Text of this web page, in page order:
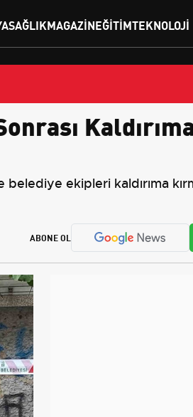
SAĞLIKMAGAZINEĞITIMTEKNOLOJI
ekipleri kaldırıma
ABONE OL